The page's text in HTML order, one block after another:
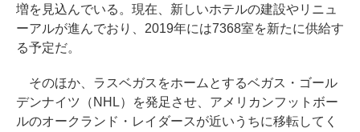
増を見込んでいる。現在、新しいホテルの建設やリニュ
ーアルが進んでおり、2019年には7368室を新たに供給す
る予定だ。
そのほか、ラスベガスをホームとするベガス・ゴール
デンナイツ（NHL）を発足させ、アメリカンフットボー
ルのオークランド・レイダースが近いうちに移転してく